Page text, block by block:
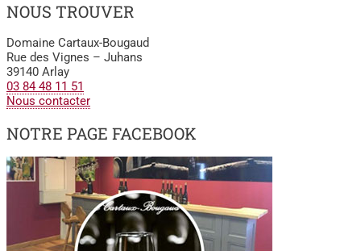
NOUS TROUVER
Domaine Cartaux-Bougaud
Rue des Vignes – Juhans
39140 Arlay
03 84 48 11 51
Nous contacter
NOTRE PAGE FACEBOOK